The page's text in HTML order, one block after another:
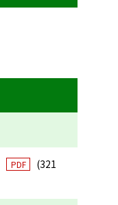
PDF
(321